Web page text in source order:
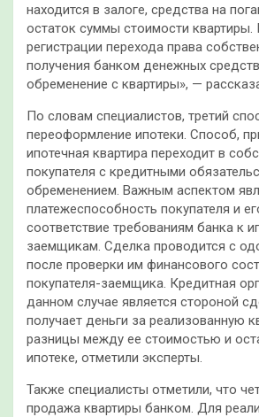
находится в залоге, средства на
остаток суммы стоимости квартиры.
регистрации перехода права
получения банком денежных
обременение с квартиры», —
По словам специалистов, третий
переоформление ипотеки. Способ,
ипотечная квартира переходит в
покупателя с кредитными
обременением. Важным аспектом
платежеспособность покупателя и
соответствие требованиям банка к
заемщикам. Сделка проводится с
после проверки им финансового
покупателя-заемщика. Кредитная
данном случае является стороной
получает деньги за реализованную
разницы между ее стоимостью и
ипотеке, отметили эксперты.
Также специалисты отметили, что
продажа квартиры банком. Для